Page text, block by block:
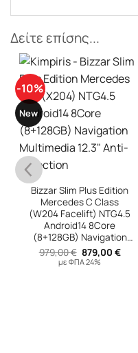
Δείτε επίσης...
-10%
New
Bizzar Slim Plus Edition
Mercedes C Class
(W204 Facelift) NTG4.5
Android14 8Core
(8+128GB) Navigation
Multimedia 12.3″ Anti-
reflection
979,00€ Original
price
879,00 €Η
με ΦΠΑ 24%